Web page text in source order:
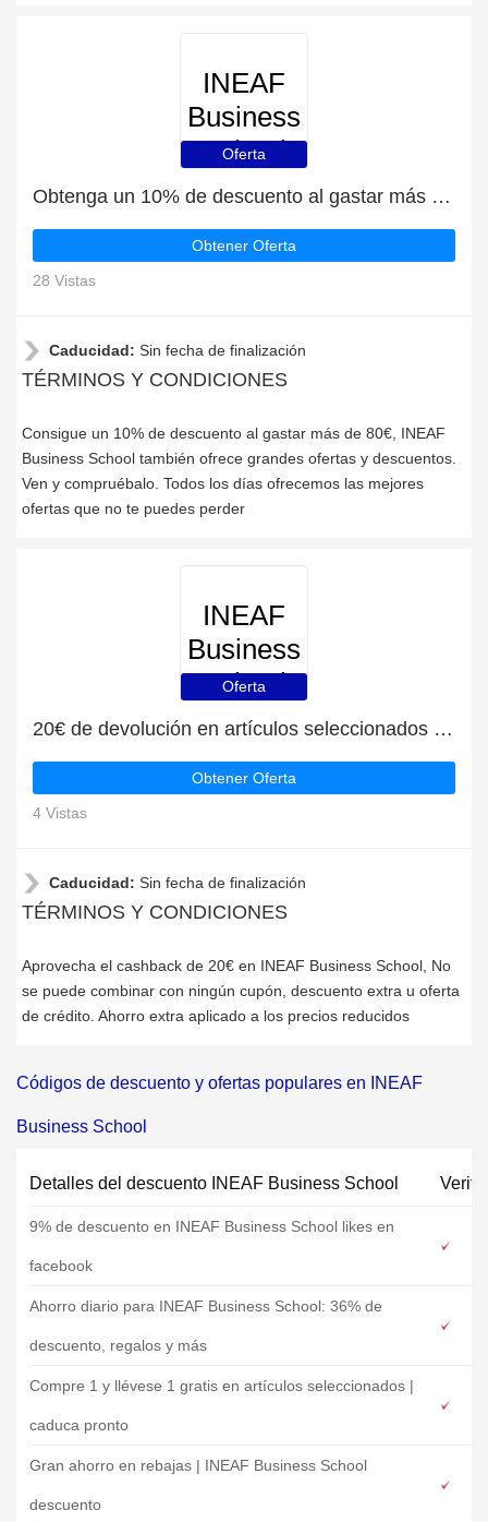
INEAF
Business
School
Oferta
Obtenga un 10% de descuento al gastar más de 80€
Obtener Oferta
28 Vistas
Caducidad: Sin fecha de finalización
TÉRMINOS Y CONDICIONES
Consigue un 10% de descuento al gastar más de 80€, INEAF
Business School también ofrece grandes ofertas y descuentos.
Ven y compruébalo. Todos los días ofrecemos las mejores
ofertas que no te puedes perder
INEAF
Business
School
Oferta
20€ de devolución en artículos seleccionados en INEAF Business School
Obtener Oferta
4 Vistas
Caducidad: Sin fecha de finalización
TÉRMINOS Y CONDICIONES
Aprovecha el cashback de 20€ en INEAF Business School, No
se puede combinar con ningún cupón, descuento extra u oferta
de crédito. Ahorro extra aplicado a los precios reducidos
Códigos de descuento y ofertas populares en INEAF
Business School
Detalles del descuento INEAF Business School
9% de descuento en INEAF Business School likes en
facebook
Ahorro diario para INEAF Business School: 36% de
descuento, regalos y más
Compre 1 y llévese 1 gratis en artículos seleccionados |
caduca pronto
Gran ahorro en rebajas | INEAF Business School
descuento